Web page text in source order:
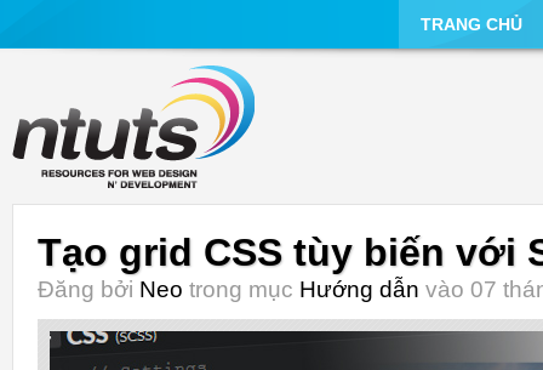
TRANG CHỦ
Tạo grid CSS tùy biến với
Đăng bởi Neo trong mục Hướng dẫn vào 07